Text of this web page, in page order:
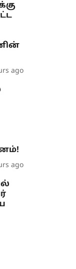
ago
ago